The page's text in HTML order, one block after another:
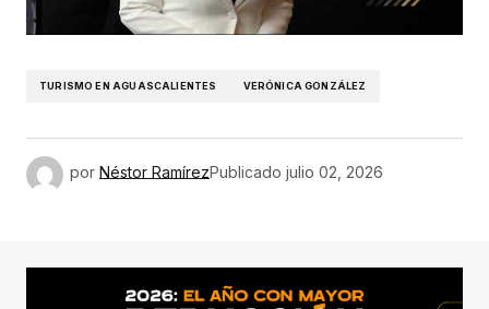
TURISMO EN AGUASCALIENTES VERÓNICA GONZÁLEZ
por Néstor RamírezPublicado julio 02, 2026